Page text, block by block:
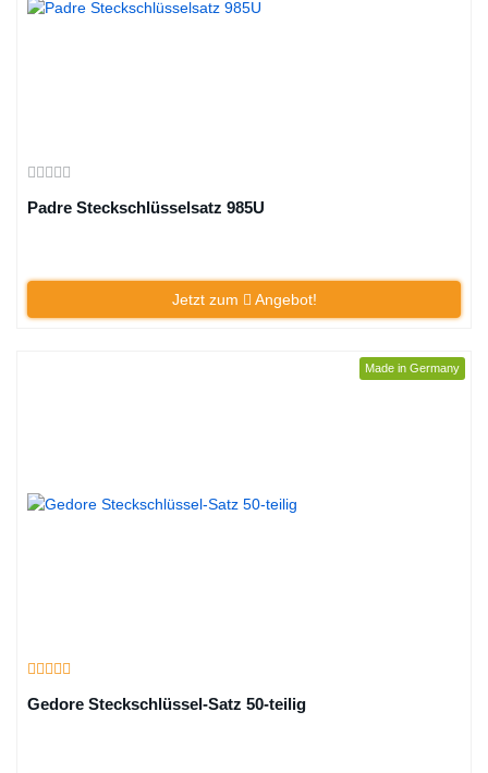
Padre Steckschlüsselsatz 985U
Jetzt zum Angebot!
Made in Germany
Gedore Steckschlüssel-Satz 50-teilig